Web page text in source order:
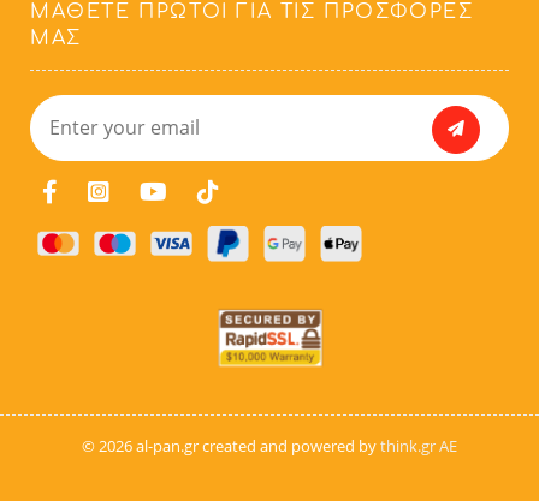
ΜΆΘΕΤΕ ΠΡΏΤΟΙ ΓΙΑ ΤΙΣ ΠΡΟΣΦΟΡΈΣ
ΜΑΣ
© 2026 al-pan.gr created and powered bythink.gr AE